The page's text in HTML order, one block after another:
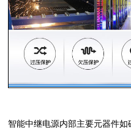
智能中继电源内部主要元器件